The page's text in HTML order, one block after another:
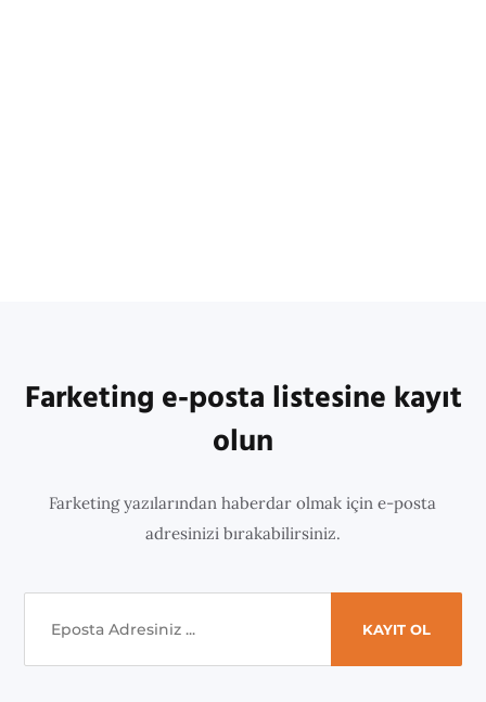
Farketing e-posta listesine kayıt
olun
Farketing yazılarından haberdar olmak için e-posta
adresinizi bırakabilirsiniz.